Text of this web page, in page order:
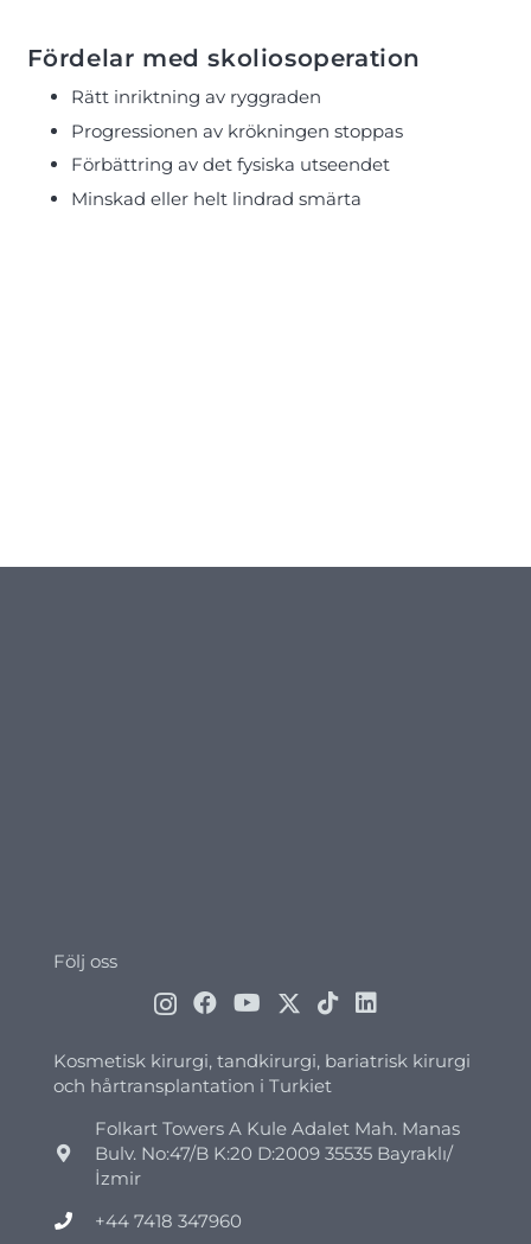
Fördelar med skoliosoperation
Rätt inriktning av ryggraden
Progressionen av krökningen stoppas
Förbättring av det fysiska utseendet
Minskad eller helt lindrad smärta
Följ oss
Kosmetisk kirurgi, tandkirurgi, bariatrisk kirurgi
och hårtransplantation i Turkiet
Folkart Towers A Kule Adalet Mah. Manas
Bulv. No:47/B K:20 D:2009 35535 Bayraklı/
İzmir
+44 7418 347960